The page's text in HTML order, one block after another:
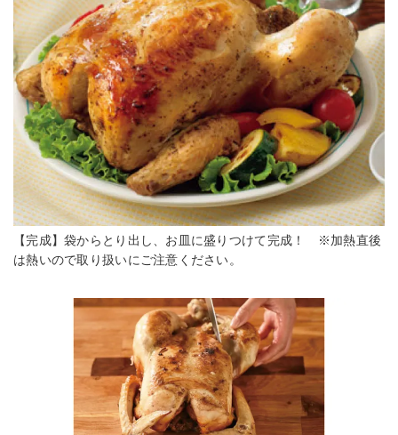
【完成】袋からとり出し、お皿に盛りつけて完成！ ※加熱直後
は熱いので取り扱いにご注意ください。